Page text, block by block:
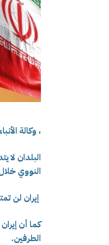
، وكالة
البلدان لا
النووي خلال 60 يوما من توقيع
إيران لن
كما أن
الطرفين.